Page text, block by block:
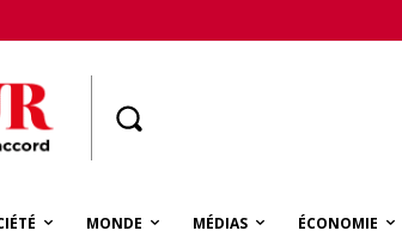
MONDE MÉDIAS ÉCONOMIE